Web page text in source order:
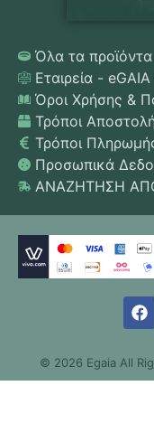
Όλα τα προϊόντα
Εταιρεία -
Όροι Χρήσης &
Τρόποι
Τρόποι
Προσωπικά
ΑΝΑΖΗΤΗΣΗ
© 2026 Egaia All